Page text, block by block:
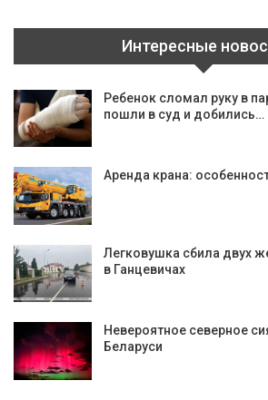
Интересные
Ребенок сломал руку в
пошли в суд и добились…
Аренда крана:
Легковушка сбила двух
в Ганцевичах
Невероятное северное
Беларуси